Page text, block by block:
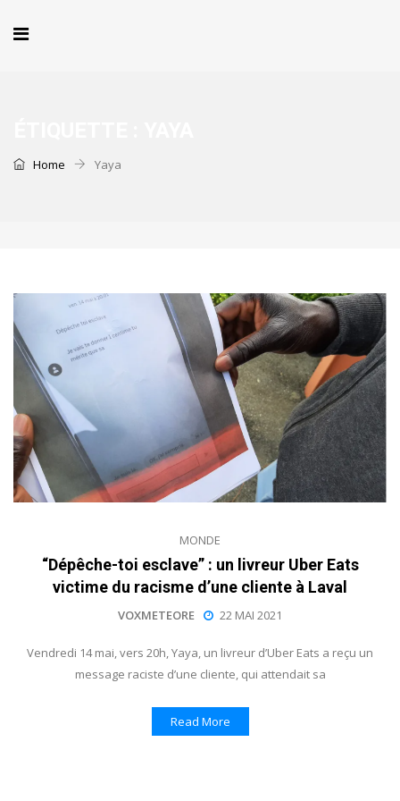
Home Yaya
MONDE
“Dépêche-toi esclave” : un livreur Uber Eats
victime du racisme d’une cliente à Laval
VOXMETEORE 22 MAI 2021
Vendredi 14 mai, vers 20h, Yaya, un livreur d’Uber Eats a reçu un
message raciste d’une cliente, qui attendait sa
Read More